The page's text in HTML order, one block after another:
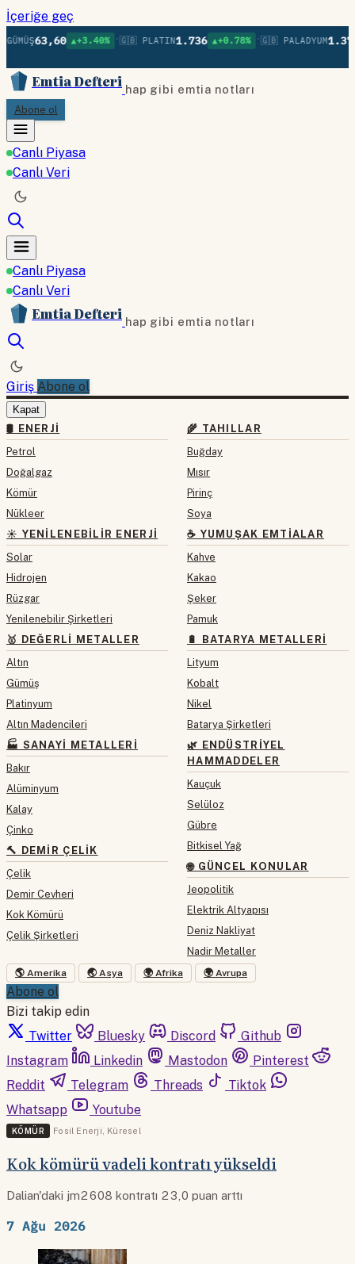
İçeriğe geç
63,60 ▲+3.40% •🇬🇧 PLATIN1.736 ▲+0.78% •🇬🇧 PALADYUM1.379
Emtia Defteri hap gibi emtia notları
Abone ol
Canlı Piyasa
Canlı Veri
Canlı Piyasa
Canlı Veri
Emtia Defteri hap gibi emtia notları
Giriş Abone ol
Kapat
🛢 ENERJI
Petrol
Doğalgaz
Kömür
Nükleer
☀️ YENILENEBILIR ENERJI
Solar
Hidrojen
Rüzgar
Yenilenebilir Şirketleri
🥇 DEĞERLI METALLER
Altın
Gümüş
Platinyum
Altın Madencileri
🏭 SANAYI METALLERI
Bakır
Alüminyum
Kalay
Çinko
🔨 DEMIR ÇELIK
Çelik
Demir Cevheri
Kok Kömürü
Çelik Şirketleri
🌾 TAHILLAR
Buğday
Mısır
Pirinç
Soya
☕ YUMUŞAK EMTIALAR
Kahve
Kakao
Şeker
Pamuk
🔋 BATARYA METALLERI
Lityum
Kobalt
Nikel
Batarya Şirketleri
🌿 ENDÜSTRIYEL
HAMMADDELER
Kauçuk
Selüloz
Gübre
Bitkisel Yağ
🌐 GÜNCEL KONULAR
Jeopolitik
Elektrik Altyapısı
Deniz Nakliyat
Nadir Metaller
🌎 Amerika 🌏 Asya 🌍 Afrika 🌍 Avrupa
Abone ol
Bizi takip edin
Twitter
Bluesky Discord
Github
Instagram
Linkedin Mastodon
Pinterest
Reddit
Telegram Threads
Tiktok
Whatsapp
Youtube
KÖMÜR Fosil Enerji Küresel
Kok kömürü vadeli kontratı yükseldi
Dalian'daki jm2608 kontratı 23,0 puan arttı
7 Ağu 2026